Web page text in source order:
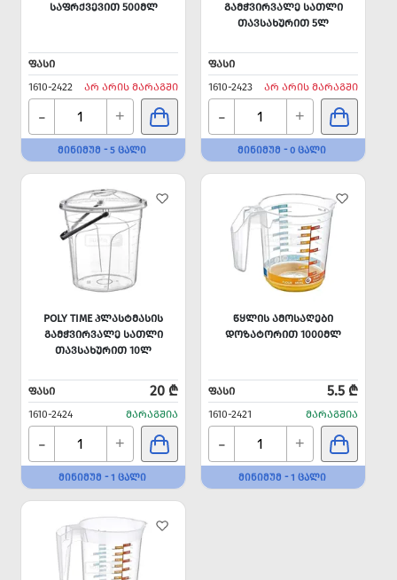
ᲡᲐᲤᲠᲥᲕᲔᲕᲘᲗ 500ᲛᲚ
ᲤᲐᲡᲘ
1610-2422
ᲐᲠ ᲐᲠᲘᲡ ᲛᲐᲠᲐᲒᲨᲘ
- +
ᲛᲘᲜᲘᲛᲣᲛ - 5 ᲪᲐᲚᲘ
ᲒᲐᲛᲭᲕᲘᲠᲕᲐᲚᲔ ᲡᲐᲗᲚᲘ
ᲗᲐᲕᲡᲐᲮᲣᲠᲘᲗ 5Ლ
ᲤᲐᲡᲘ
1610-2423
ᲐᲠ ᲐᲠᲘᲡ ᲛᲐᲠᲐᲒᲨᲘ
- +
ᲛᲘᲜᲘᲛᲣᲛ - 0 ᲪᲐᲚᲘ
POLY TIME ᲞᲚᲐᲡᲢᲛᲐᲡᲘᲡ
ᲒᲐᲛᲭᲕᲘᲠᲕᲐᲚᲔ ᲡᲐᲗᲚᲘ
ᲗᲐᲕᲡᲐᲮᲣᲠᲘᲗ 10Ლ
ᲤᲐᲡᲘ 20 ₾
1610-2424 ᲛᲐᲠᲐᲒᲨᲘᲐ
- +
ᲛᲘᲜᲘᲛᲣᲛ - 1 ᲪᲐᲚᲘ
ᲬᲧᲚᲘᲡ ᲐᲛᲝᲡᲐᲦᲔᲑᲘ
ᲓᲝᲖᲐᲢᲝᲠᲘᲗ 1000ᲛᲚ
ᲤᲐᲡᲘ 5.5 ₾
1610-2421 ᲛᲐᲠᲐᲒᲨᲘᲐ
- +
ᲛᲘᲜᲘᲛᲣᲛ - 1 ᲪᲐᲚᲘ